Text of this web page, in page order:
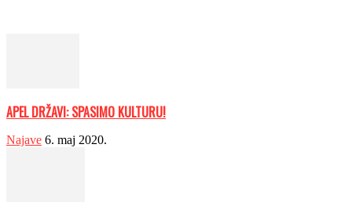
APEL DRŽAVI: SPASIMO KULTURU!
Najave 6. maj 2020.